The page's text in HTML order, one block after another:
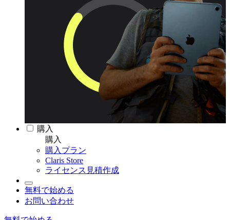
購入
購入
購入プラン
Claris Store
ライセンス見積作成
無料で始める
お問い合わせ